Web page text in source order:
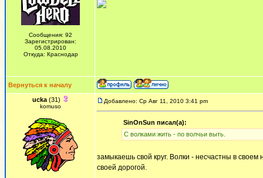
Сообщения: 92
Зарегистрирован:
05.08.2010
Откуда: Краснодар
Вернуться к началу
ucka (31)
komuso
Добавлено: Ср Авг 11, 2010 3:41 pm
SinOnSun писал(а):
С волками жить - по волчьи выть.
замыкаешь свой круг. Волки - несчастны в
своей дорогой.